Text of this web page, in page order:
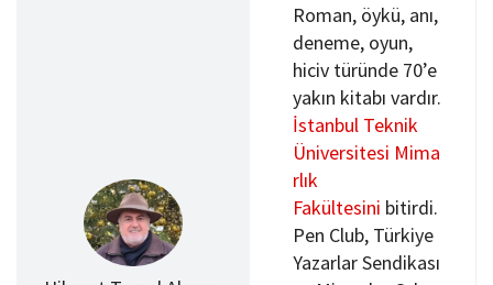
Roman, öykü, anı,
deneme, oyun,
hiciv türünde 70’e
yakın kitabı vardır.
İstanbul Teknik
Üniversitesi Mima
rlık
Fakültesini bitirdi.
Pen Club, Türkiye
Yazarlar Sendikası